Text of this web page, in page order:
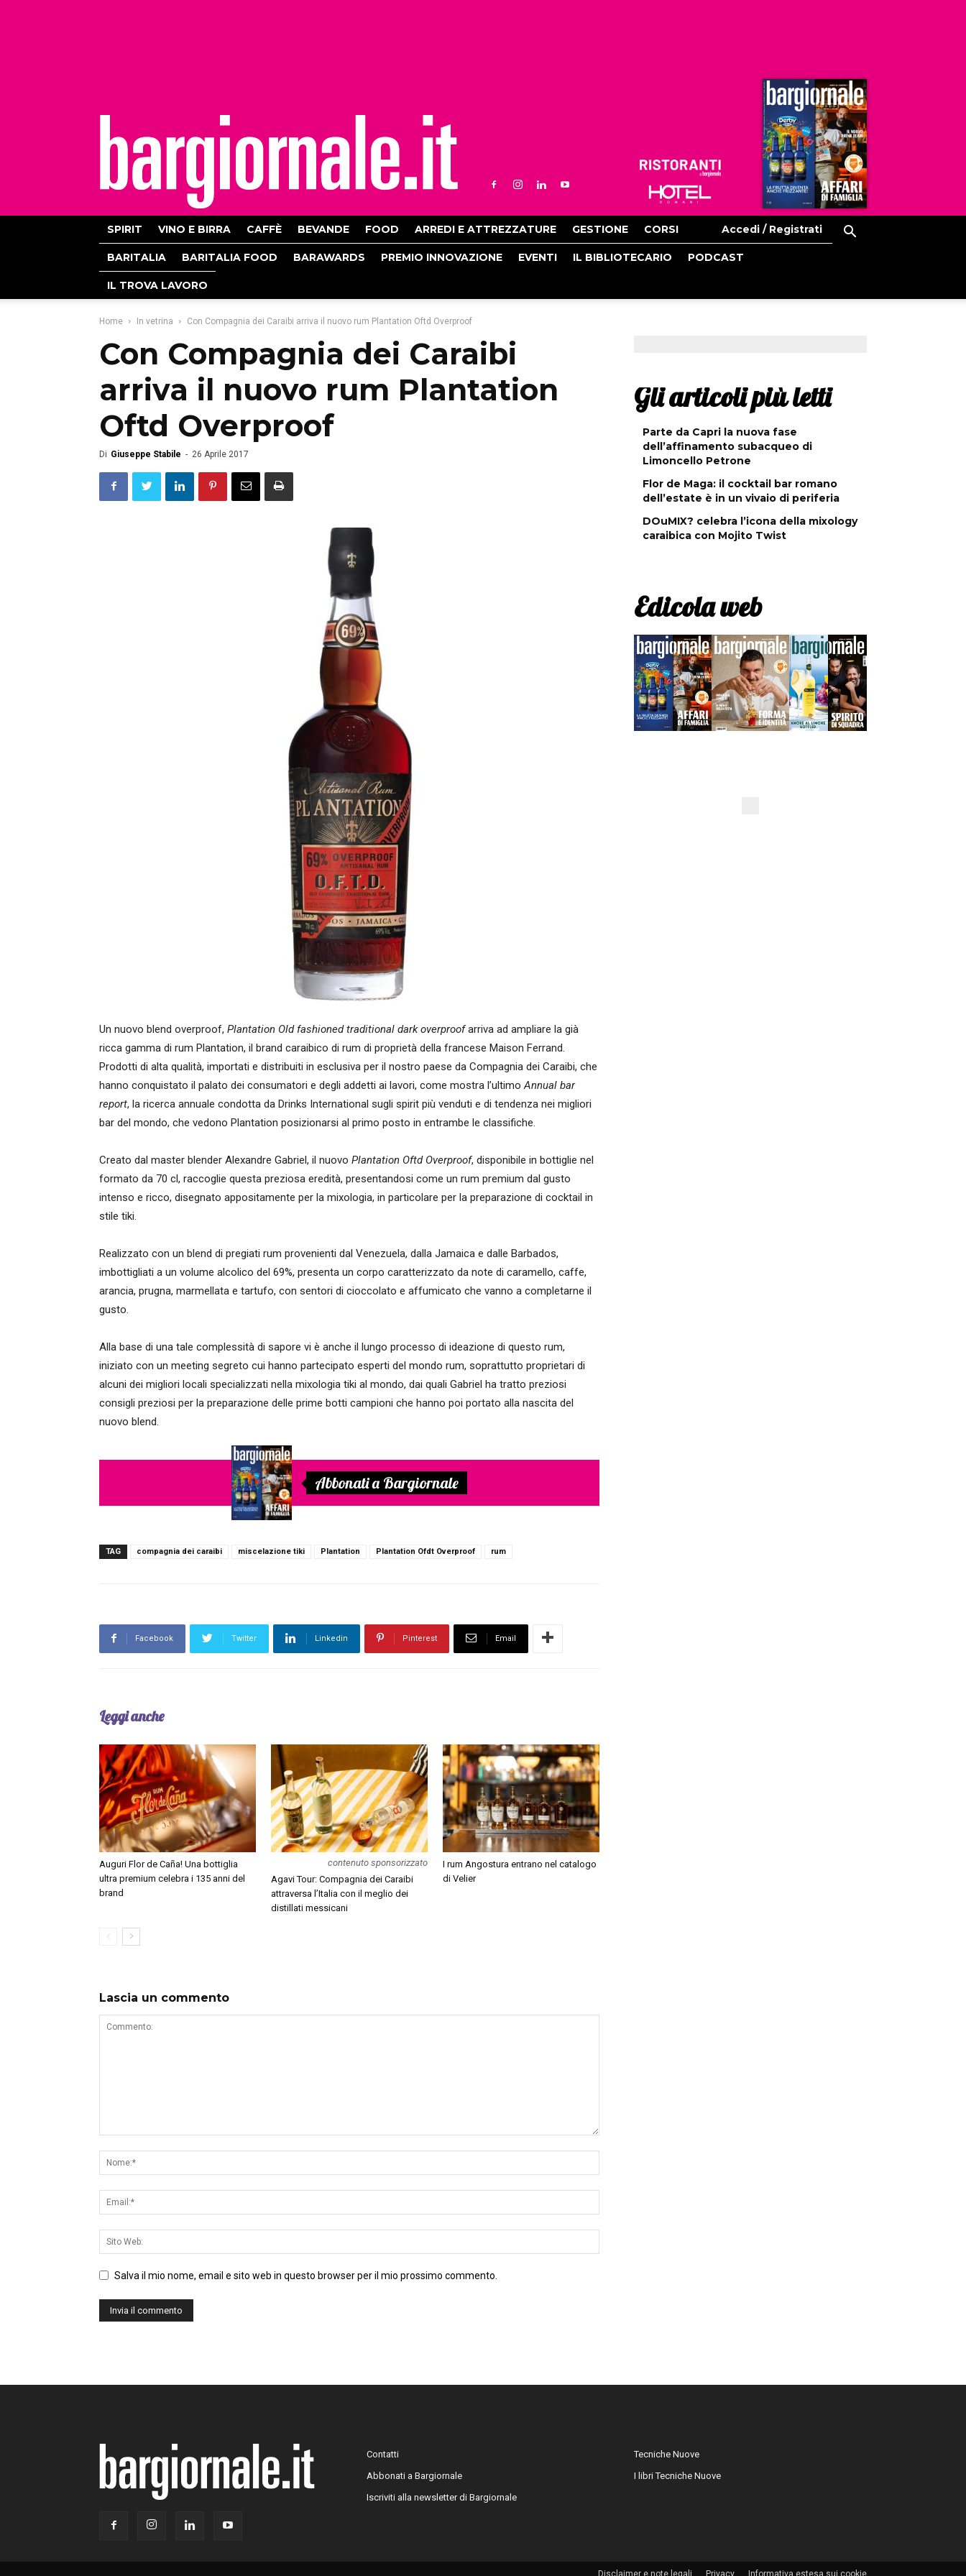
Ristoranti
Hoteldomani
SPIRIT VINO E BIRRA CAFFÈ BEVANDE FOOD ARREDI E ATTREZZATURE GESTIONE CORSI Accedi / Registrati
BARITALIA BARITALIA FOOD BARAWARDS PREMIO INNOVAZIONE EVENTI IL BIBLIOTECARIO PODCAST
IL TROVA LAVORO
Home In vetrina Con Compagnia dei Caraibi arriva il nuovo rum Plantation Oftd Overproof
Con Compagnia dei Caraibi
arriva il nuovo rum Plantation
Oftd Overproof
Di Giuseppe Stabile - 26 Aprile 2017
Un nuovo blend overproof, Plantation Old fashioned traditional dark overproofarriva ad ampliare la già
ricca gamma di rum Plantation, il brand caraibico di rum di proprietà della francese Maison Ferrand.
Prodotti di alta qualità, importati e distribuiti in esclusiva per il nostro paese da Compagnia dei Caraibi, che
hanno conquistato il palato dei consumatori e degli addetti ai lavori, come mostra l’ultimoAnnual bar
report, la ricerca annuale condotta da Drinks International sugli spirit più venduti e di tendenza nei migliori
bar del mondo, che vedono Plantation posizionarsi al primo posto in entrambe le classifiche.
Creato dal master blender Alexandre Gabriel, il nuovo Plantation Oftd Overproof, disponibile in bottiglie nel
formato da 70 cl, raccoglie questa preziosa eredità, presentandosi come un rum premium dal gusto
intenso e ricco, disegnato appositamente per la mixologia, in particolare per la preparazione di cocktail in
stile tiki.
Realizzato con un blend di pregiati rum provenienti dal Venezuela, dalla Jamaica e dalle Barbados,
imbottigliati a un volume alcolico del 69%, presenta un corpo caratterizzato da note di caramello, caffe,
arancia, prugna, marmellata e tartufo, con sentori di cioccolato e affumicato che vanno a completarne il
gusto.
Alla base di una tale complessità di sapore vi è anche il lungo processo di ideazione di questo rum,
iniziato con un meeting segreto cui hanno partecipato esperti del mondo rum, soprattutto proprietari di
alcuni dei migliori locali specializzati nella mixologia tiki al mondo, dai quali Gabriel ha tratto preziosi
consigli preziosi per la preparazione delle prime botti campioni che hanno poi portato alla nascita del
nuovo blend.
Abbonati a Bargiornale
TAG compagnia dei caraibi miscelazione tiki Plantation Plantation Ofdt Overproof rum
Facebook Twitter Linkedin Pinterest Email
Leggi anche
Auguri Flor de Caña! Una bottiglia
ultra premium celebra i 135 anni del
brand
contenuto sponsorizzato
Agavi Tour: Compagnia dei Caraibi
attraversa l’Italia con il meglio dei
distillati messicani
I rum Angostura entrano nel catalogo
di Velier
Lascia un commento
Salva il mio nome, email e sito web in questo browser per il mio prossimo commento.
Gli articoli più letti
Parte da Capri la nuova fase
dell’affinamento subacqueo di
Limoncello Petrone
Flor de Maga: il cocktail bar romano
dell’estate è in un vivaio di periferia
DOuMIX? celebra l’icona della mixology
caraibica con Mojito Twist
Edicola web
Contatti
Abbonati a Bargiornale
Iscriviti alla newsletter di Bargiornale
Tecniche Nuove
I libri Tecniche Nuove
Disclaimer e note legali Privacy Informativa estesa sui cookie